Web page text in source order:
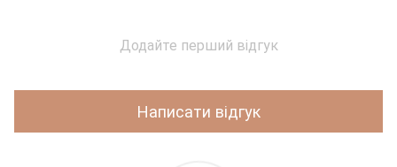
Додайте перший відгук
Написати відгук